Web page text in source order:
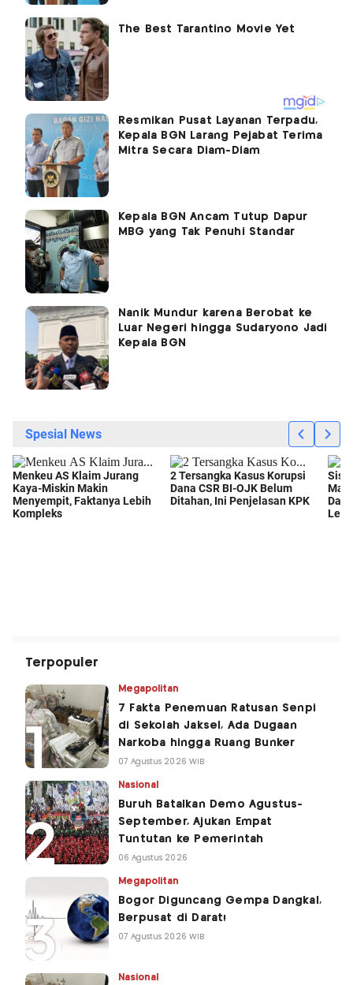
Resmikan Pusat Layanan Terpadu,
Kepala BGN Larang Pejabat Terima
Mitra Secara Diam-Diam
Kepala BGN Ancam Tutup Dapur
MBG yang Tak Penuhi Standar
Nanik Mundur karena Berobat ke
Luar Negeri hingga Sudaryono Jadi
Kepala BGN
Terpopuler
Megapolitan
7 Fakta Penemuan Ratusan Senpi
di Sekolah Jaksel, Ada Dugaan
Narkoba hingga Ruang Bunker
07 Agustus 2026 WIB
Nasional
Buruh Batalkan Demo Agustus-
September, Ajukan Empat
Tuntutan ke Pemerintah
06 Agustus 2026
Megapolitan
Bogor Diguncang Gempa Dangkal,
Berpusat di Darat!
07 Agustus 2026 WIB
Nasional